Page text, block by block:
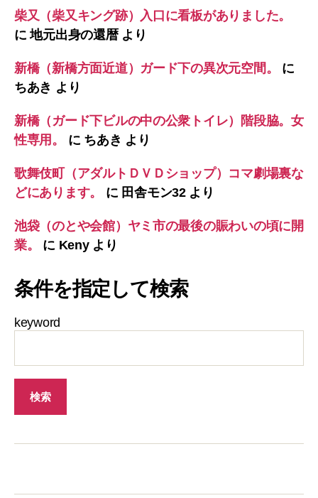
柴又（柴又キング跡）入口に看板がありました。
に地元出身の還暦より
新橋（新橋方面近道）ガード下の異次元空間。
に
ちあき より
新橋（ガード下ビルの中の公衆トイレ）階段脇。女
性専用。
に ちあき より
歌舞伎町（アダルトＤＶＤショップ）コマ劇場裏な
どにあります。
に 田舎モン32より
池袋（のとや会館）ヤミ市の最後の賑わいの頃に開
業。
に Kenyより
条件を指定して検索
keyword